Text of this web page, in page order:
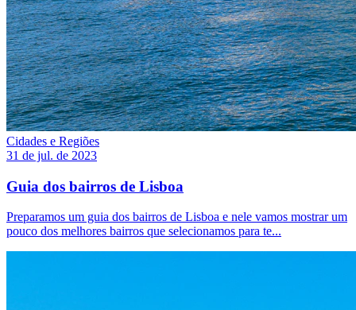
Cidades e Regiões
31 de jul. de 2023
Guia dos bairros de Lisboa
Preparamos um guia dos bairros de Lisboa e nele vamos mostrar um
pouco dos melhores bairros que selecionamos para te...